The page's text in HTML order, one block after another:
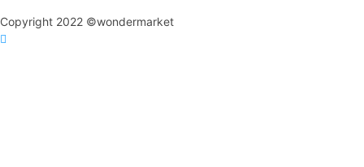
Copyright 2022 ©wondermarket